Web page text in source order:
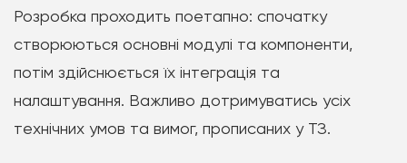
Розробка проходить поетапно: спочатку
створюються основні модулі та компоненти,
потім здійснюється їх інтеграція та
налаштування. Важливо дотримуватись усіх
технічних умов та вимог, прописаних у ТЗ.